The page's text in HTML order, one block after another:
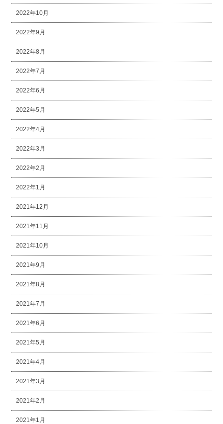
2022年10月
2022年9月
2022年8月
2022年7月
2022年6月
2022年5月
2022年4月
2022年3月
2022年2月
2022年1月
2021年12月
2021年11月
2021年10月
2021年9月
2021年8月
2021年7月
2021年6月
2021年5月
2021年4月
2021年3月
2021年2月
2021年1月